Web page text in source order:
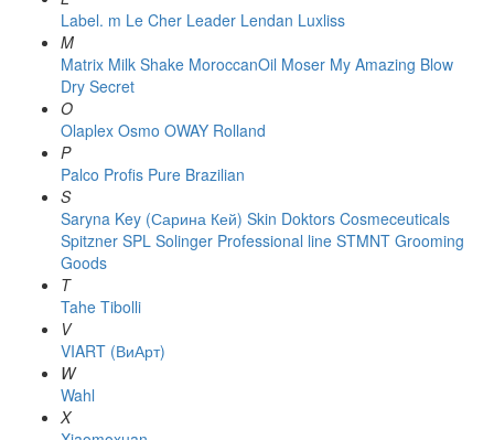
Label. m Le Cher Leader Lendan Luxliss
M
Matrix Milk Shake MoroccanOil Moser My Amazing Blow
Dry Secret
O
Olaplex Osmo OWAY Rolland
P
Palco Profis Pure Brazilian
S
Saryna Key (Сарина Кей) Skin Doktors Cosmeceuticals
Spitzner SPL Solinger Professional line STMNT Grooming
Goods
T
Tahe Tibolli
V
VIART (ВиАрт)
W
Wahl
X